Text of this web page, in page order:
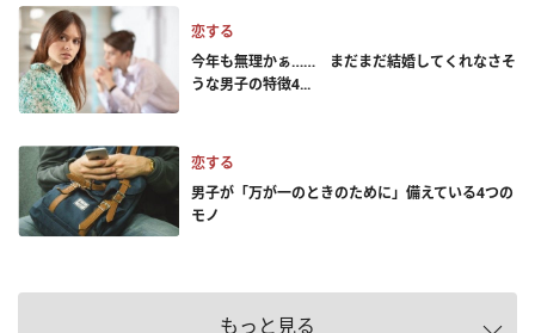
恋する
今年も無理かぁ…… まだまだ結婚してくれなさそ
うな男子の特徴4...
恋する
男子が「万が一のときのために」備えている4つの
モノ
もっと見る